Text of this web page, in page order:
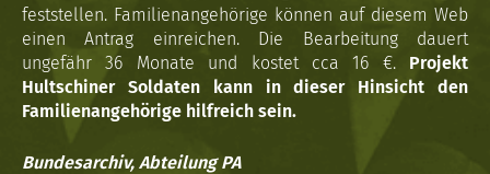
feststellen. Familienangehörige können auf diesem Web
einen Antrag einreichen. Die Bearbeitung dauert
ungefähr 36 Monate und kostet cca 16 €. Projekt
Hultschiner Soldaten kann in dieser Hinsicht den
Familienangehörige hilfreich sein.
Bundesarchiv, Abteilung PA